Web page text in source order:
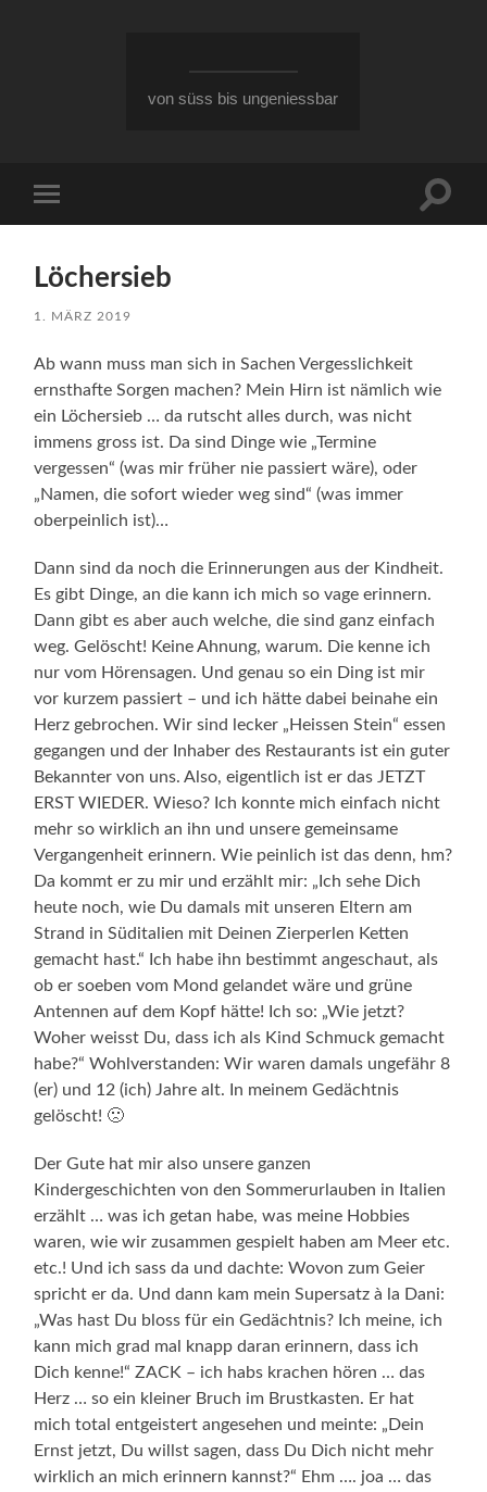
von süss bis ungeniessbar
Menü
Löchersieb
1. MÄRZ 2019
Ab wann muss man sich in Sachen Vergesslichkeit
ernsthafte Sorgen machen? Mein Hirn ist nämlich wie
ein Löchersieb … da rutscht alles durch, was nicht
immens gross ist. Da sind Dinge wie „Termine
vergessen“ (was mir früher nie passiert wäre), oder
„Namen, die sofort wieder weg sind“ (was immer
oberpeinlich ist)…
Dann sind da noch die Erinnerungen aus der Kindheit.
Es gibt Dinge, an die kann ich mich so vage erinnern.
Dann gibt es aber auch welche, die sind ganz einfach
weg. Gelöscht! Keine Ahnung, warum. Die kenne ich
nur vom Hörensagen. Und genau so ein Ding ist mir
vor kurzem passiert – und ich hätte dabei beinahe ein
Herz gebrochen. Wir sind lecker „Heissen Stein“ essen
gegangen und der Inhaber des Restaurants ist ein guter
Bekannter von uns. Also, eigentlich ist er das JETZT
ERST WIEDER. Wieso? Ich konnte mich einfach nicht
mehr so wirklich an ihn und unsere gemeinsame
Vergangenheit erinnern. Wie peinlich ist das denn, hm?
Da kommt er zu mir und erzählt mir: „Ich sehe Dich
heute noch, wie Du damals mit unseren Eltern am
Strand in Süditalien mit Deinen Zierperlen Ketten
gemacht hast.“ Ich habe ihn bestimmt angeschaut, als
ob er soeben vom Mond gelandet wäre und grüne
Antennen auf dem Kopf hätte! Ich so: „Wie jetzt?
Woher weisst Du, dass ich als Kind Schmuck gemacht
habe?“ Wohlverstanden: Wir waren damals ungefähr 8
(er) und 12 (ich) Jahre alt. In meinem Gedächtnis
gelöscht! 🙁
Der Gute hat mir also unsere ganzen
Kindergeschichten von den Sommerurlauben in Italien
erzählt … was ich getan habe, was meine Hobbies
waren, wie wir zusammen gespielt haben am Meer etc.
etc.! Und ich sass da und dachte: Wovon zum Geier
spricht er da. Und dann kam mein Supersatz à la Dani:
„Was hast Du bloss für ein Gedächtnis? Ich meine, ich
kann mich grad mal knapp daran erinnern, dass ich
Dich kenne!“ ZACK – ich habs krachen hören … das
Herz … so ein kleiner Bruch im Brustkasten. Er hat
mich total entgeistert angesehen und meinte: „Dein
Ernst jetzt, Du willst sagen, dass Du Dich nicht mehr
wirklich an mich erinnern kannst?“ Ehm …. joa … das